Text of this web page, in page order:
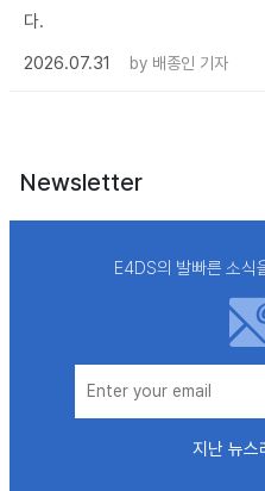
다.
2026.07.31
by 배종인 기자
Newsletter
E4DS의 발빠른 소식
지난 뉴스